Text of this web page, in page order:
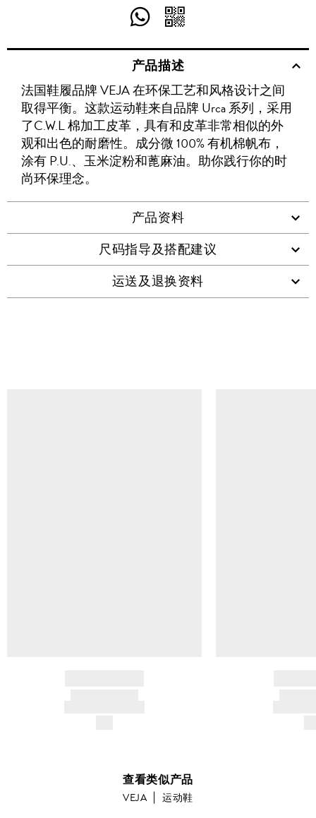
享
WECHAT
享
WEIBO
分
享
至
WHATSAPP
享
维
码
产品描述
法国鞋履品牌 VEJA 在环保工艺和风格设计之间
取得平衡。这款运动鞋来自品牌 Urca 系列，采用
了C.W.L 棉加工皮革，具有和皮革非常相似的外
观和出色的耐磨性。成分微 100% 有机棉帆布，
涂有 P.U.、玉米淀粉和蓖麻油。助你践行你的时
尚环保理念。
产品资料
尺码指导及搭配建议
运送及退换资料
查看类似产品
VEJA 运动鞋